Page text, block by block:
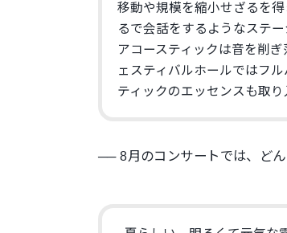
移動や規模を縮小せざるを
るで会話をするようなステー
アコースティックは音を削ぎ
ェスティバルホールではフ
ティックのエッセンスも取り
── 8月のコンサートでは、 ど